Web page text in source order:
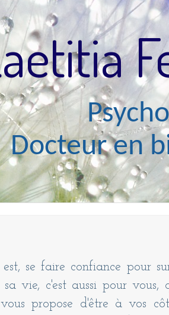
en
se faire confiance pour
vie, c'est aussi pour vous,
propose d'être à vos